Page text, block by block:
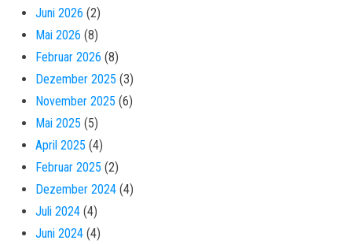
Juni 2026 (2)
Mai 2026 (8)
Februar 2026 (8)
Dezember 2025 (3)
November 2025 (6)
Mai 2025 (5)
April 2025 (4)
Februar 2025 (2)
Dezember 2024 (4)
Juli 2024 (4)
Juni 2024 (4)